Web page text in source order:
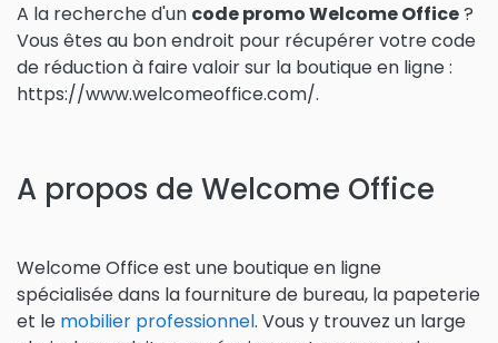
A la recherche d'un code promo Welcome Office?
Vous êtes au bon endroit pour récupérer votre code
de réduction à faire valoir sur la boutique en ligne :
https://www.welcomeoffice.com/.
A propos de Welcome Office
Welcome Office est une boutique en ligne
spécialisée dans la fourniture de bureau, la papeterie
et le mobilier professionnel. Vous y trouvez un large